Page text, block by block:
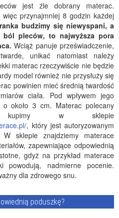
jest źle dobrany materac.
przynajmniej 8 godzin każdej
budzimy się niewyspani, a
ból pleców, to najwyższa pora
Wciąż panuje przeświadczenie,
unikać natomiast należy
materac rzeczywiście nie będzie
model również nie przysłuży się
powinien mieć średnią twardość
ciała. Pod wpływem jego
około 3 cm. Materac polecany
kupimy w sklepie
, który jest autoryzowanym
sklepie znajdziemy materace
zapewniające odpowiednią
gdyż na przykład materace
powodują, nadmierne pocenie.
dla zdrowego snu.
poduszkę?